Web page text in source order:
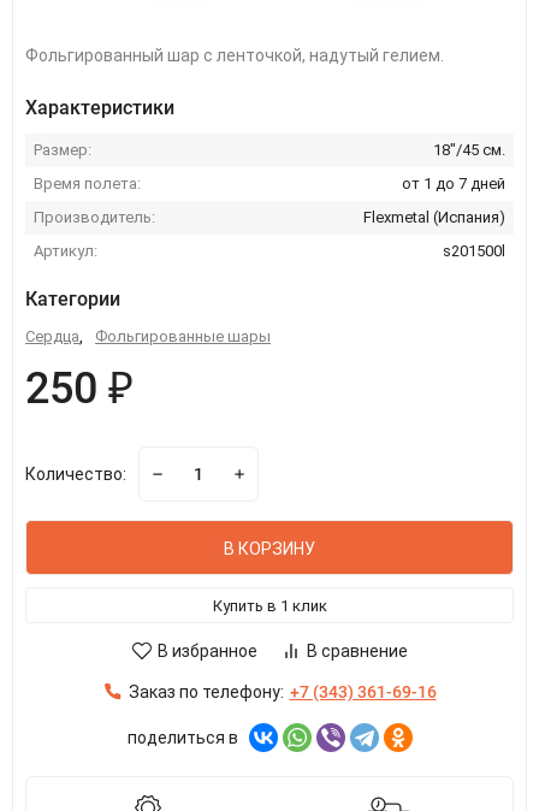
Фольгированный шар с ленточкой, надутый гелием.
Характеристики
Размер:
18"/45 см.
Время полета:
от 1 до 7 дней
Производитель:
Flexmetal (Испания)
Артикул:
s201500l
Категории
Сердца, Фольгированные шары
250 ₽
Количество:
В КОРЗИНУ
Купить в 1 клик
В избранное В сравнение
Заказ по телефону: +7 (343) 361-69-16
поделиться в